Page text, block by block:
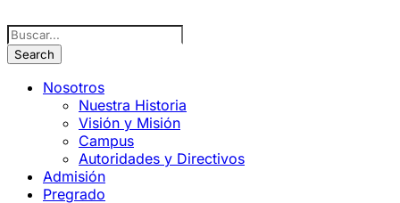
Nosotros
Nuestra Historia
Visión y Misión
Campus
Autoridades y Directivos
Admisión
Pregrado